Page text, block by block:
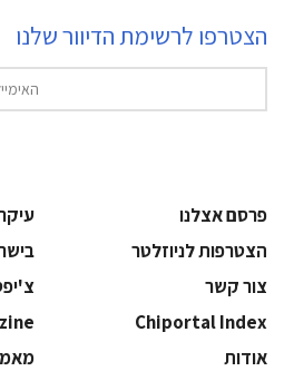
הצטרפו לרשימת הדיוור שלנו
פרסם אצלנו
הצטרפות לניוזלטר
צור קשר
Chiportal Index
אודות